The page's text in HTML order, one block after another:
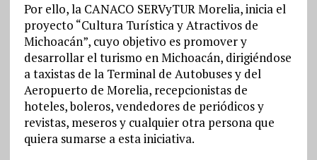
Por ello, la CANACO SERVyTUR Morelia, inicia el
proyecto “Cultura Turística y Atractivos de
Michoacán”, cuyo objetivo es promover y
desarrollar el turismo en Michoacán, dirigiéndose
a taxistas de la Terminal de Autobuses y del
Aeropuerto de Morelia, recepcionistas de
hoteles, boleros, vendedores de periódicos y
revistas, meseros y cualquier otra persona que
quiera sumarse a esta iniciativa.